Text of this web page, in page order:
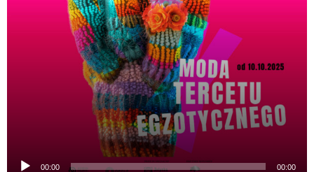
00:00 00:00